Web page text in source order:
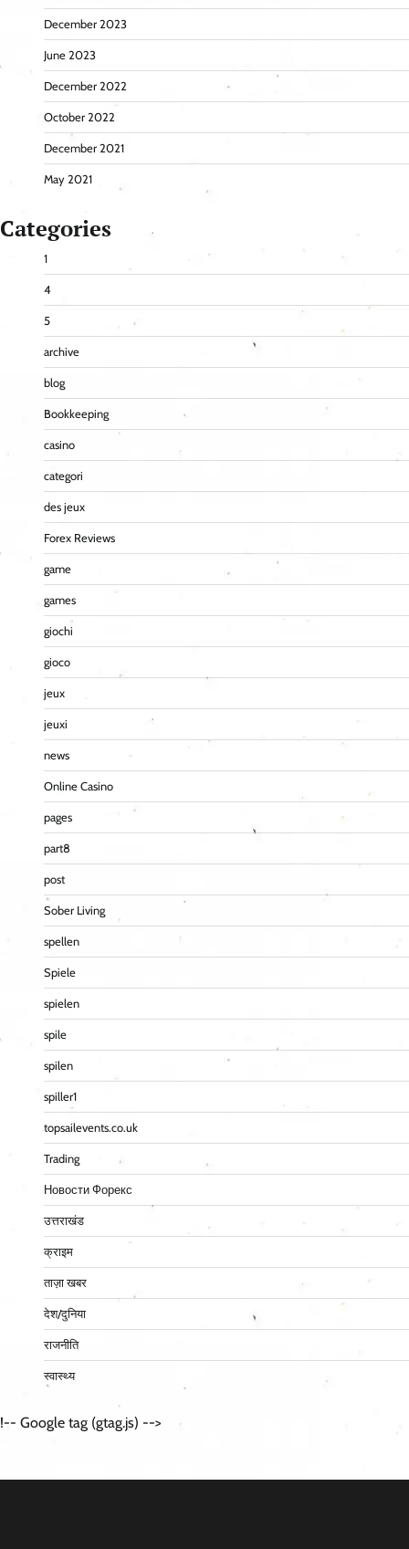
December 2023
June 2023
December 2022
October 2022
December 2021
May 2021
Categories
1
4
5
archive
blog
Bookkeeping
casino
categori
des jeux
Forex Reviews
game
games
giochi
gioco
jeux
jeuxi
news
Online Casino
pages
part8
post
Sober Living
spellen
Spiele
spielen
spile
spilen
spiller1
topsailevents.co.uk
Trading
Новости Форекс
उत्तराखंड
क्राइम
ताज़ा खबर
देश/दुनिया
राजनीति
स्वास्थ्य
!-- Google tag (gtag.js) -->